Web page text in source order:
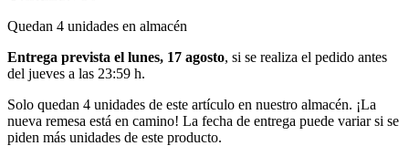
Quedan 4 unidades en almacén
Entrega prevista el lunes, 17 agosto, si se realiza el pedido antes
del jueves a las 23:59 h.
Solo quedan 4 unidades de este artículo en nuestro almacén. ¡La
nueva remesa está en camino! La fecha de entrega puede variar si se
piden más unidades de este producto.